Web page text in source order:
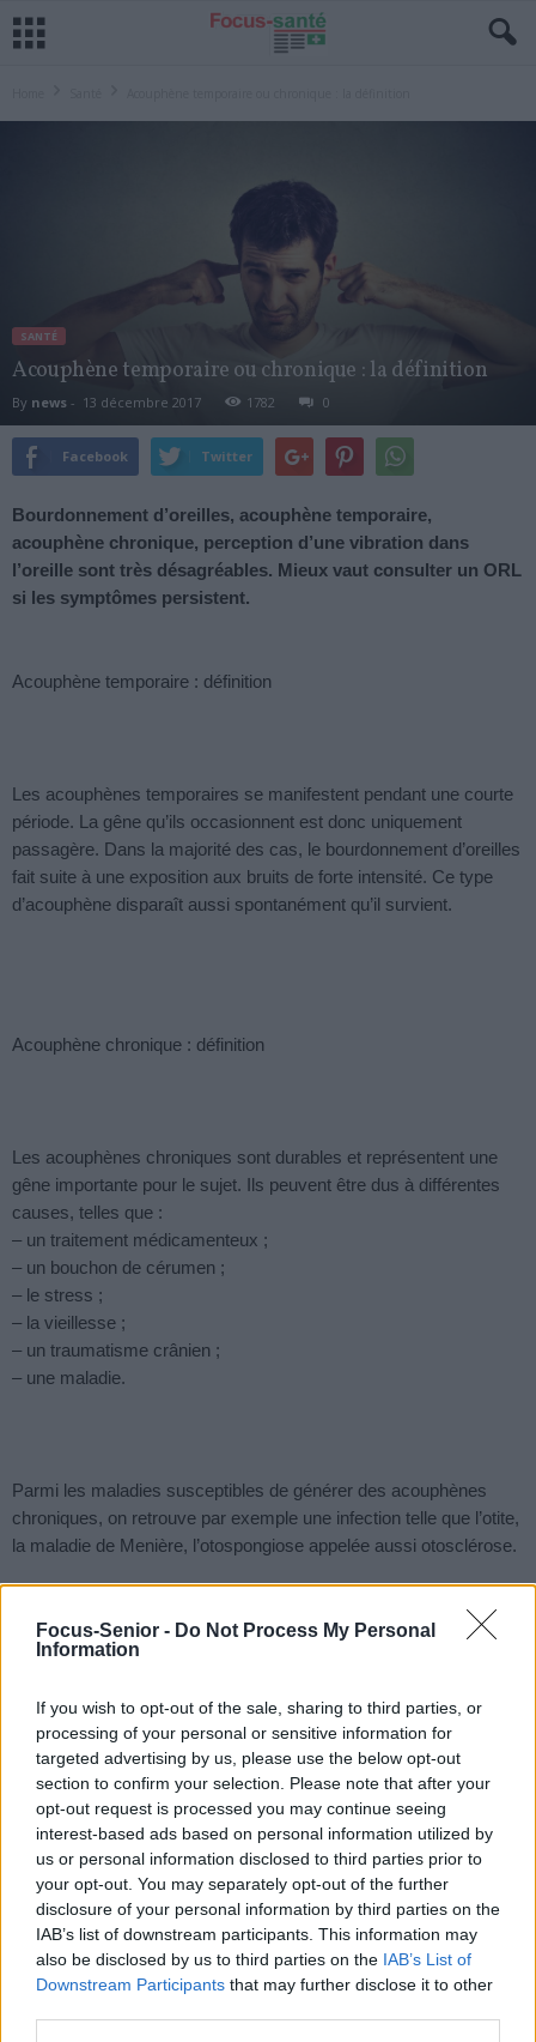
Focus-Senior - Do Not Process My Personal
Information
If you wish to opt-out of the sale, sharing to third parties, or
processing of your personal or sensitive information for
targeted advertising by us, please use the below opt-out
section to confirm your selection. Please note that after your
opt-out request is processed you may continue seeing
interest-based ads based on personal information utilized by
us or personal information disclosed to third parties prior to
your opt-out. You may separately opt-out of the further
disclosure of your personal information by third parties on the
IAB’s list of downstream participants. This information may
also be disclosed by us to third parties on the IAB’s List of
Downstream Participants that may further disclose it to other
SANTÉ
Acouphène temporaire ou chronique : la définition
By news - 13 décembre 2017 1782 0
Facebook Twitter
Bourdonnement d’oreilles, acouphène temporaire,
acouphène chronique, perception d’une vibration dans
l’oreille sont très désagréables. Mieux vaut consulter un ORL
si les symptômes persistent.
Acouphène temporaire : définition
Les acouphènes temporaires se manifestent pendant une courte
période. La gêne qu’ils occasionnent est donc uniquement
passagère. Dans la majorité des cas, le bourdonnement d’oreilles
fait suite à une exposition aux bruits de forte intensité. Ce type
d’acouphène disparaît aussi spontanément qu’il survient.
Acouphène chronique : définition
Les acouphènes chroniques sont durables et représentent une
gêne importante pour le sujet. Ils peuvent être dus à différentes
causes, telles que :
– un traitement médicamenteux ;
– un bouchon de cérumen ;
– le stress ;
– la vieillesse ;
– un traumatisme crânien ;
– une maladie.
Parmi les maladies susceptibles de générer des acouphènes
chroniques, on retrouve par exemple une infection telle que l’otite,
la maladie de Menière, l’otospongiose appelée aussi otosclérose.
Lire…
TAGS ACOUPHÈNE TEMPORAIRE
BOURDONNEMENT OREILLE
VIBRATION OREILLE
Previous article
Perte auditive : qu’est-ce
que l’otospongiose ?
Next article
Hyperacousie : quels
examens faire ?